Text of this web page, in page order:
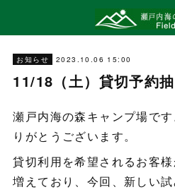
お知らせ 2023.10.06 15:00
11/18（土）貸切予約
瀬戸内海の森キャンプ場で
りがとうございます。
貸切利用を希望されるお客
増えており、今回、新しい